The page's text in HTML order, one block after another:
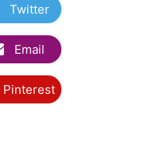
Twitter
Email
Pinterest